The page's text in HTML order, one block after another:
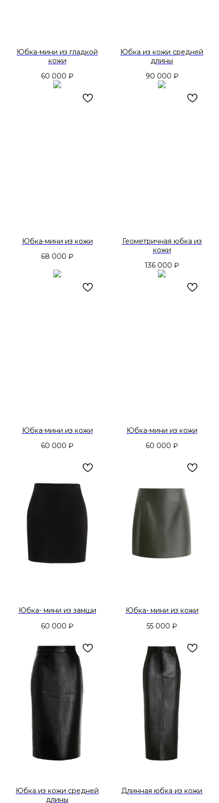
Юбка-мини из гладкой
кожи
60 000 ₽
Юбка из кожи средней
длины
90 000 ₽
Юбка-мини из кожи
68 000 ₽
Геометричная юбка из
кожи
136 000 ₽
Юбка-мини из кожи
60 000 ₽
Юбка-мини из кожи
60 000 ₽
Юбка- мини из замши
60 000 ₽
Юбка- мини из кожи
55 000 ₽
Юбка из кожи средней
длины
Длинная юбка из кожи